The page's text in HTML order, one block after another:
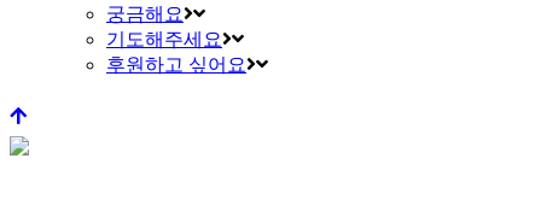
궁금해요
기도해주세요
후원하고 싶어요